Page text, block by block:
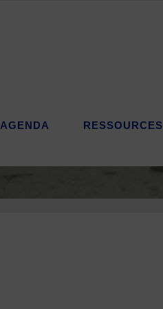
AGENDA RESSOURCES